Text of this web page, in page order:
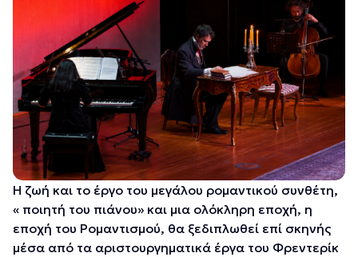
Η ζωή και το έργο του μεγάλου ρομαντικού συνθέτη,
« ποιητή του πιάνου» και μια ολόκληρη εποχή, η
εποχή του Ρομαντισμού, θα ξεδιπλωθεί επί σκηνής
μέσα από τα αριστουργηματικά έργα του Φρεντερίκ